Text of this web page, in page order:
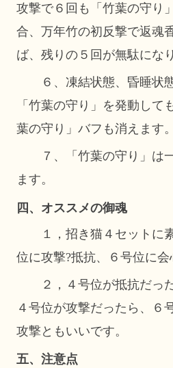
攻撃で６回も「竹葉の守り
合、万年竹の初反撃で返魂
ば、残りの５回が無駄にな
６、凍結状態、昏睡状態
「竹葉の守り」を発動して
葉の守り」バフも消えます。
７、「竹葉の守り」は一
ます。
四、オススメの御魂
１，招き猫４セットに
位に攻撃?抵抗、６号位に
２，４号位が抵抗だった
４号位が攻撃だったら、６
攻撃ともいいです。
五、注意点